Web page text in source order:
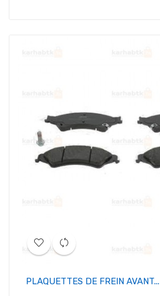
PLAQUETTES DE FREIN AVANT...